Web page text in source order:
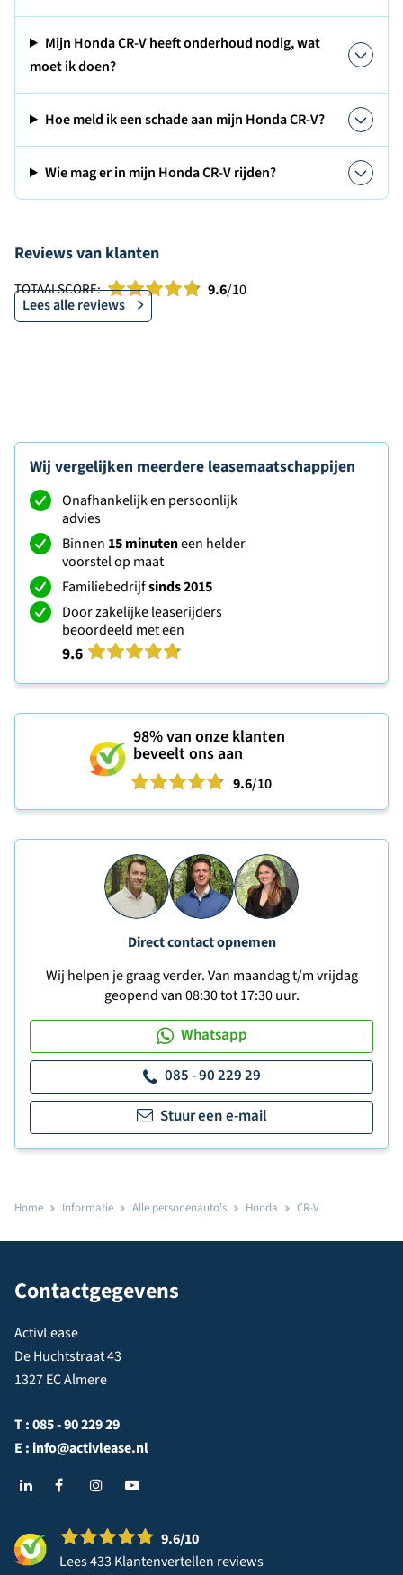
Mijn Honda CR-V heeft onderhoud nodig, wat
moet ik doen?
Hoe meld ik een schade aan mijn Honda CR-V?
Wie mag er in mijn Honda CR-V rijden?
Reviews van klanten
TOTAALSCORE: 9.6/10
Lees alle reviews
Wij vergelijken meerdere leasemaatschappijen
Onafhankelijk en persoonlijk
advies
Binnen 15 minuteneen helder
voorstel op maat
Familiebedrijfsinds 2015
Door zakelijke leaserijders
beoordeeld met een
9.6
98%van onze klanten
beveelt ons aan
9.6/10
Direct contact opnemen
Wij helpen je graag verder. Van maandag t/m vrijdag
geopend van 08:30 tot 17:30 uur.
Whatsapp
085 - 90 229 29
Stuur een e-mail
Home Informatie Alle personenauto's Honda CR-V
Contactgegevens
ActivLease
De Huchtstraat 43
1327 EC Almere
T :085 - 90 229 29
E : info@activlease.nl
9.6/10
Lees 433 Klantenvertellen reviews